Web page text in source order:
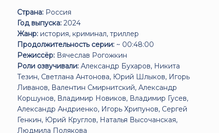
Страна: Россия
Год выпуска: 2024
Жанр: история, криминал, триллер
Продолжительность серии: ~ 00:48:00
Режиссёр: Вячеслав Рогожкин
Роли озвучивали: Александр Бухаров, Никита
Тезин, Светлана Антонова, Юрий Шлыков, Игорь
Ливанов, Валентин Смирнитский, Александр
Коршунов, Владимир Новиков, Владимир Гусев,
Александр Андриенко, Игорь Хрипунов, Сергей
Генкин, Юрий Круглов, Наталья Высочанская,
Людмила Полякова